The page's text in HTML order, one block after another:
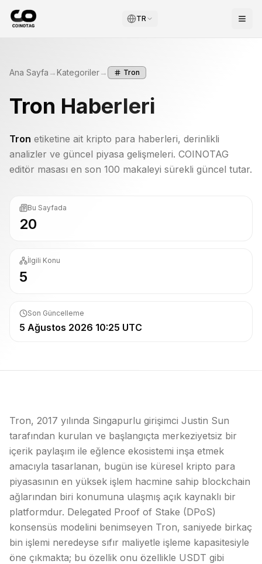
TR
Ana Sayfa →Kategoriler→ Tron
Tron Haberleri
Tron etiketine ait kripto para haberleri, derinlikli
analizler ve güncel piyasa gelişmeleri. COINOTAG
editör masası en son 100 makaleyi sürekli güncel tutar.
Bu Sayfada
20
İlgili Konu
5
Son Güncelleme
5 Ağustos 2026 10:25 UTC
Tron, 2017 yılında Singapurlu girişimci Justin Sun
tarafından kurulan ve başlangıçta merkeziyetsiz bir
içerik paylaşım ile eğlence ekosistemi inşa etmek
amacıyla tasarlanan, bugün ise küresel kripto para
piyasasının en yüksek işlem hacmine sahip blockchain
ağlarından biri konumuna ulaşmış açık kaynaklı bir
platformdur. Delegated Proof of Stake (DPoS)
konsensüs modelini benimseyen Tron, saniyede birkaç
bin işlemi neredeyse sıfır maliyetle işleme kapasitesiyle
öne çıkmakta; bu özellik onu özellikle USDT gibi